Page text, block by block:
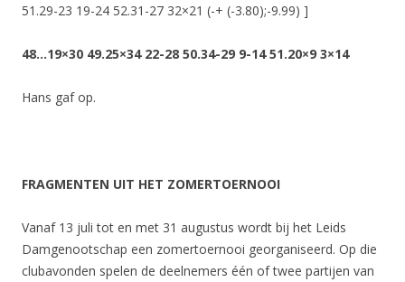
51.29-23 19-24 52.31-27 32×21 (-+ (-3.80);-9.99) ]
48…19×30 49.25×34 22-28 50.34-29 9-14 51.20×9 3×14
Hans gaf op.
FRAGMENTEN UIT HET ZOMERTOERNOOI
Vanaf 13 juli tot en met 31 augustus wordt bij het Leids
Damgenootschap een zomertoernooi georganiseerd. Op die
clubavonden spelen de deelnemers één of twee partijen van